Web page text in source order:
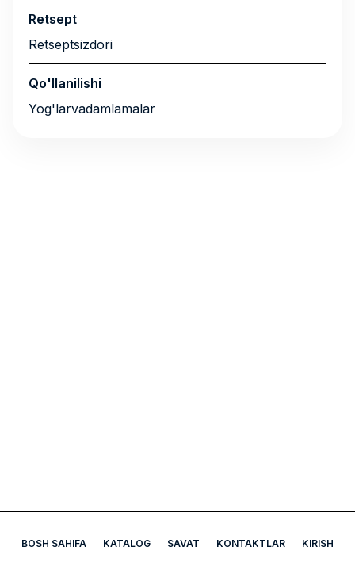
Retsept
Retseptsizdori
Qo'llanilishi
Yog'larvadamlamalar
BOSH SAHIFA KATALOG SAVAT KONTAKTLAR KIRISH